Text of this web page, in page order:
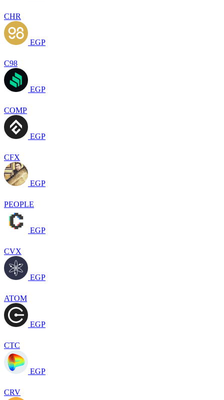
CHR
EGP
C98
EGP
COMP
EGP
CFX
EGP
PEOPLE
EGP
CVX
EGP
ATOM
EGP
CTC
EGP
CRV